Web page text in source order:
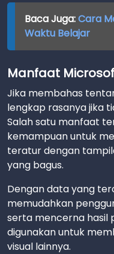
Baca Juga:Cara
Waktu Belajar
Manfaat
Jika membahas
lengkap rasanya jika
Salah satu manfaat
kemampuan untuk
teratur dengan
yang bagus.
Dengan data yang
memudahkan
serta mencerna hasil
digunakan untuk
visual lainnya.